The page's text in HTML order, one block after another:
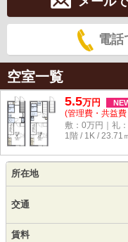
電話
空室一覧
5.5万円
(管理費・共益
敷：0万円｜礼
1階 / 1K / 23.71
所在地
交通
賃料